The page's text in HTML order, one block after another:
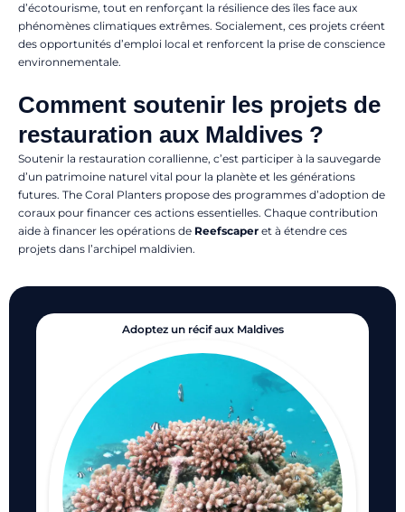
d’écotourisme, tout en renforçant la résilience des îles face aux
phénomènes climatiques extrêmes. Socialement, ces projets créent
des opportunités d’emploi local et renforcent la prise de conscience
environnementale.
Comment soutenir les projets de
restauration aux Maldives ?
Soutenir la restauration corallienne, c’est participer à la sauvegarde
d’un patrimoine naturel vital pour la planète et les générations
futures. The Coral Planters propose des programmes d’adoption de
coraux pour financer ces actions essentielles. Chaque contribution
aide à financer les opérations de Reefscaper et à étendre ces
projets dans l’archipel maldivien.
Adoptez un récif aux Maldives